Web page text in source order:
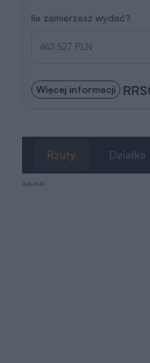
Ile zamierzasz wydać?
Więcej informacji
Rzuty Działka
REKLAMA